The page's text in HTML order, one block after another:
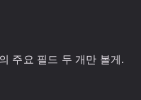
주요 필드 두 개만 볼게.